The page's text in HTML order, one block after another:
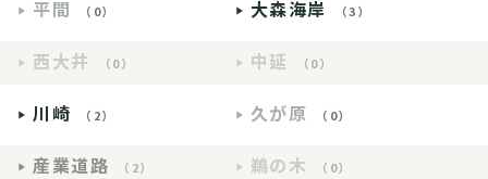
平間 （0） 大森海岸 （3）
西大井 （0） 中延 （0）
川崎 （2） 久が原 （0）
産業道路 （2） 鵜の木 （0）